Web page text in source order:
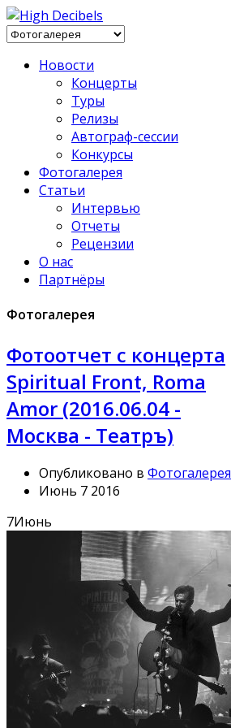
Новости
Концерты
Туры
Релизы
Автограф-сессии
Конкурсы
Фотогалерея
Статьи
Интервью
Отчеты
Рецензии
О нас
Партнёры
Фотогалерея
Фотоотчет с концерта
Spiritual Front, Roma
Amor (2016.06.04 -
Москва - Театръ)
Опубликовано в Фотогалерея
Июнь 7 2016
7Июнь